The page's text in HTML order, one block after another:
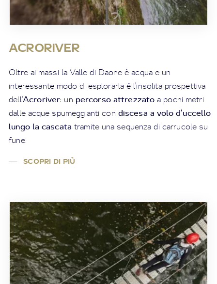
ACRORIVER
Oltre ai massi la Valle di Daone è acqua e un
interessante modo di esplorarla è l'insolita prospettiva
dell'Acroriver: un percorso attrezzato a pochi metri
dalle acque spumeggianti con discesa a volo d’uccello
lungo la cascata tramite una sequenza di carrucole su
fune.
SCOPRI DI PIÙ